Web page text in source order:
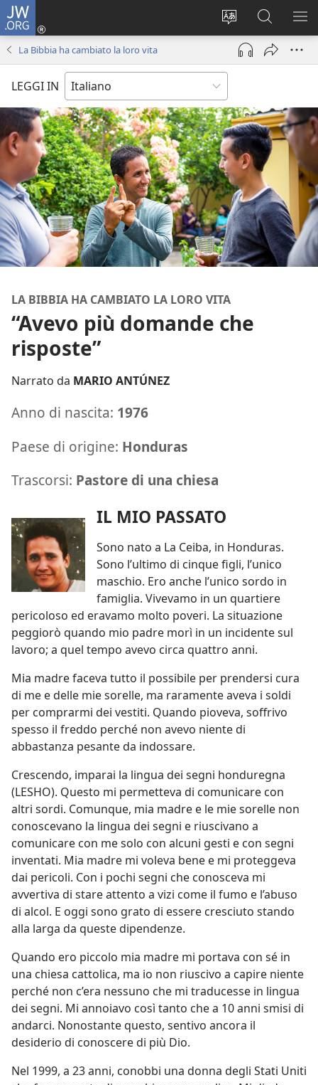
JW.ORG
Modificare
lingua
Accedi
(apre
nuova
finestra)
Cerca
in
JW.ORG
La Bibbia ha cambiato la loro vita
LEGGI IN
LA BIBBIA HA CAMBIATO LA LORO VITA
“Avevo più domande che
risposte”
Narrato da MARIO ANTÚNEZ
Anno di nascita: 1976
Paese di origine: Honduras
Trascorsi: Pastore di una chiesa
IL MIO PASSATO
Sono nato a La Ceiba, in Honduras.
Sono l’ultimo di cinque figli, l’unico
maschio. Ero anche l’unico sordo in
famiglia. Vivevamo in un quartiere
pericoloso ed eravamo molto poveri. La situazione
peggiorò quando mio padre morì in un incidente sul
lavoro; a quel tempo avevo circa quattro anni.
Mia madre faceva tutto il possibile per prendersi cura
di me e delle mie sorelle, ma raramente aveva i soldi
per comprarmi dei vestiti. Quando pioveva, soffrivo
spesso il freddo perché non avevo niente di
abbastanza pesante da indossare.
Crescendo, imparai la lingua dei segni honduregna
(LESHO). Questo mi permetteva di comunicare con
altri sordi. Comunque, mia madre e le mie sorelle non
conoscevano la lingua dei segni e riuscivano a
comunicare con me solo con alcuni gesti e con segni
inventati. Mia madre mi voleva bene e mi proteggeva
dai pericoli. Con i pochi segni che conosceva mi
avvertiva di stare attento a vizi come il fumo e l’abuso
di alcol. E oggi sono grato di essere cresciuto stando
alla larga da queste dipendenze.
Quando ero piccolo mia madre mi portava con sé in
una chiesa cattolica, ma io non riuscivo a capire niente
perché non c’era nessuno che mi traducesse in lingua
dei segni. Mi annoiavo così tanto che a 10 anni smisi di
andarci. Nonostante questo, sentivo ancora il
desiderio di conoscere di più Dio.
Nel 1999, a 23 anni, conobbi una donna degli Stati Uniti